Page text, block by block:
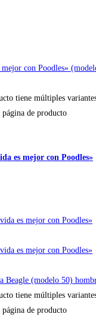
tiene múltiples
página de producto
es mejor con Poodles»
tiene múltiples
página de producto